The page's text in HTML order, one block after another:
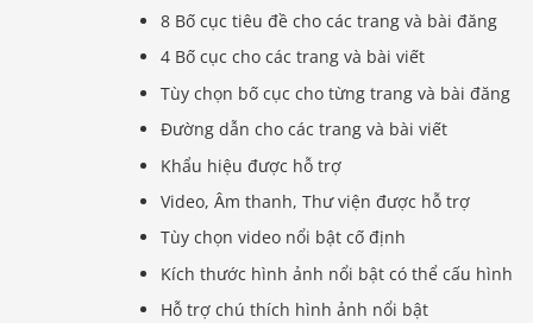
8 Bố cục tiêu đề cho các trang và bài đăng
4 Bố cục cho các trang và bài viết
Tùy chọn bố cục cho từng trang và bài đăng
Đường dẫn cho các trang và bài viết
Khẩu hiệu được hỗ trợ
Video, Âm thanh, Thư viện được hỗ trợ
Tùy chọn video nổi bật cố định
Kích thước hình ảnh nổi bật có thể cấu hình
Hỗ trợ chú thích hình ảnh nổi bật